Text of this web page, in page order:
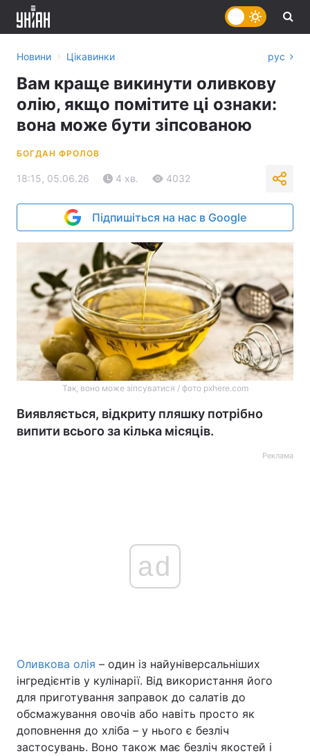
Головна Війна
Україна Політика
Новини › Цікавинки рус
Вам краще викинути оливкову
олію, якщо помітите ці ознаки:
вона може бути зіпсованою
БОГДАН ФРОЛОВ
18:15, 05.06.26 4 хв. 4032
Підпишіться на нас в Google
Так, воно може зіпсуватися / фото pxhere.com
Виявляється, відкриту пляшку потрібно
випити всього за кілька місяців.
Реклама
ad
Оливкова олія – один із найуніверсальніших
інгредієнтів у кулінарії. Від використання його
для приготування заправок до салатів до
обсмажування овочів або навіть просто як
доповнення до хліба – у нього є безліч
застосувань. Воно також має безліч якостей і